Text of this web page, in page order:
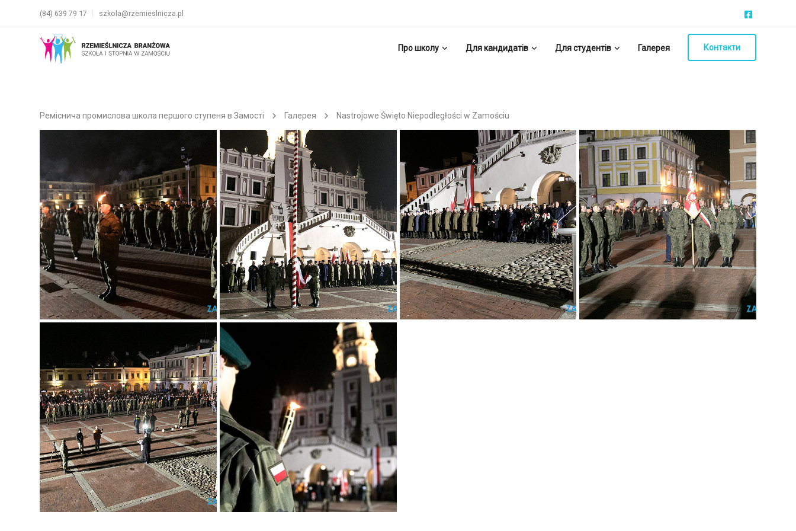
(84) 639 79 17 szkola@rzemieslnicza.pl
Про школу Для кандидатів Для студентів Галерея Контакти
Реміснича промислова школа першого ступеня в Замості Галерея Nastrojowe Święto Niepodległości w Zamościu